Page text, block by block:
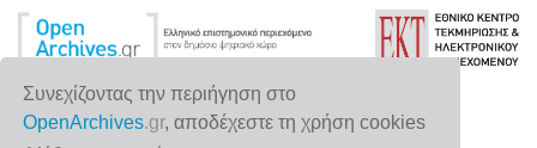
Συνεχίζοντας την περιήγηση στο
OpenArchives.gr, αποδέχεστε τη χρήση cookies